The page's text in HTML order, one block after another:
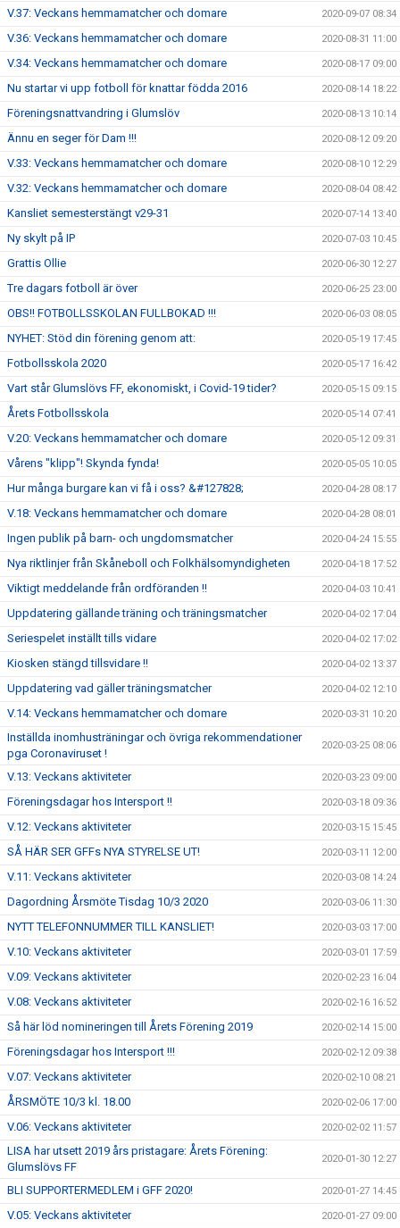
V.37: Veckans hemmamatcher och domare 2020-09-07 08:34
V.36: Veckans hemmamatcher och domare 2020-08-31 11:00
V.34: Veckans hemmamatcher och domare 2020-08-17 09:00
Nu startar vi upp fotboll för knattar födda 2016 2020-08-14 18:22
Föreningsnattvandring i Glumslöv 2020-08-13 10:14
Ännu en seger för Dam !!! 2020-08-12 09:20
V.33: Veckans hemmamatcher och domare 2020-08-10 12:29
V.32: Veckans hemmamatcher och domare 2020-08-04 08:42
Kansliet semesterstängt v29-31 2020-07-14 13:40
Ny skylt på IP 2020-07-03 10:45
Grattis Ollie 2020-06-30 12:27
Tre dagars fotboll är över 2020-06-25 23:00
OBS!! FOTBOLLSSKOLAN FULLBOKAD !!! 2020-06-03 08:05
NYHET: Stöd din förening genom att: 2020-05-19 17:45
Fotbollsskola 2020 2020-05-17 16:42
Vart står Glumslövs FF, ekonomiskt, i Covid-19 tider? 2020-05-15 09:15
Årets Fotbollsskola 2020-05-14 07:41
V.20: Veckans hemmamatcher och domare 2020-05-12 09:31
Vårens "klipp"! Skynda fynda! 2020-05-05 10:05
Hur många burgare kan vi få i oss? &#127828; 2020-04-28 08:17
V.18: Veckans hemmamatcher och domare 2020-04-28 08:01
Ingen publik på barn- och ungdomsmatcher 2020-04-24 15:55
Nya riktlinjer från Skåneboll och Folkhälsomyndigheten 2020-04-18 17:52
Viktigt meddelande från ordföranden !! 2020-04-03 10:41
Uppdatering gällande träning och träningsmatcher 2020-04-02 17:04
Seriespelet inställt tills vidare 2020-04-02 17:02
Kiosken stängd tillsvidare !! 2020-04-02 13:37
Uppdatering vad gäller träningsmatcher 2020-04-02 12:10
V.14: Veckans hemmamatcher och domare 2020-03-31 10:20
Inställda inomhusträningar och övriga rekommendationer
pga Coronaviruset !
2020-03-25 08:06
V.13: Veckans aktiviteter 2020-03-23 09:00
Föreningsdagar hos Intersport !! 2020-03-18 09:36
V.12: Veckans aktiviteter 2020-03-15 15:45
SÅ HÄR SER GFFs NYA STYRELSE UT! 2020-03-11 12:00
V.11: Veckans aktiviteter 2020-03-08 14:24
Dagordning Årsmöte Tisdag 10/3 2020 2020-03-06 11:30
NYTT TELEFONNUMMER TILL KANSLIET! 2020-03-03 17:00
V.10: Veckans aktiviteter 2020-03-01 17:59
V.09: Veckans aktiviteter 2020-02-23 16:04
V.08: Veckans aktiviteter 2020-02-16 16:52
Så här löd nomineringen till Årets Förening 2019 2020-02-14 15:00
Föreningsdagar hos Intersport !!! 2020-02-12 09:38
V.07: Veckans aktiviteter 2020-02-10 08:21
ÅRSMÖTE 10/3 kl. 18.00 2020-02-06 17:00
V.06: Veckans aktiviteter 2020-02-02 11:57
LISA har utsett 2019 års pristagare: Årets Förening:
Glumslövs FF
2020-01-30 12:27
BLI SUPPORTERMEDLEM i GFF 2020! 2020-01-27 14:45
V.05: Veckans aktiviteter 2020-01-27 09:00